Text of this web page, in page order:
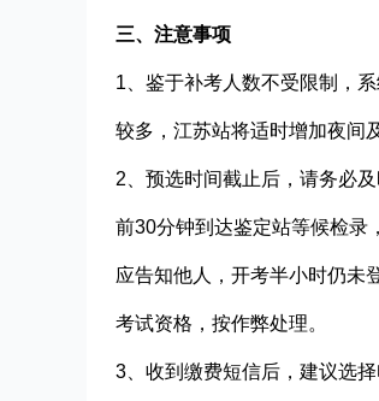
三、注意事项
1、鉴于补考人数不受限制，
较多，江苏站将适时增加夜间
2、预选时间截止后，请务必
前30分钟到达鉴定站等候检录
应告知他人，开考半小时仍未
考试资格，按作弊处理。
3、收到缴费短信后，建议选